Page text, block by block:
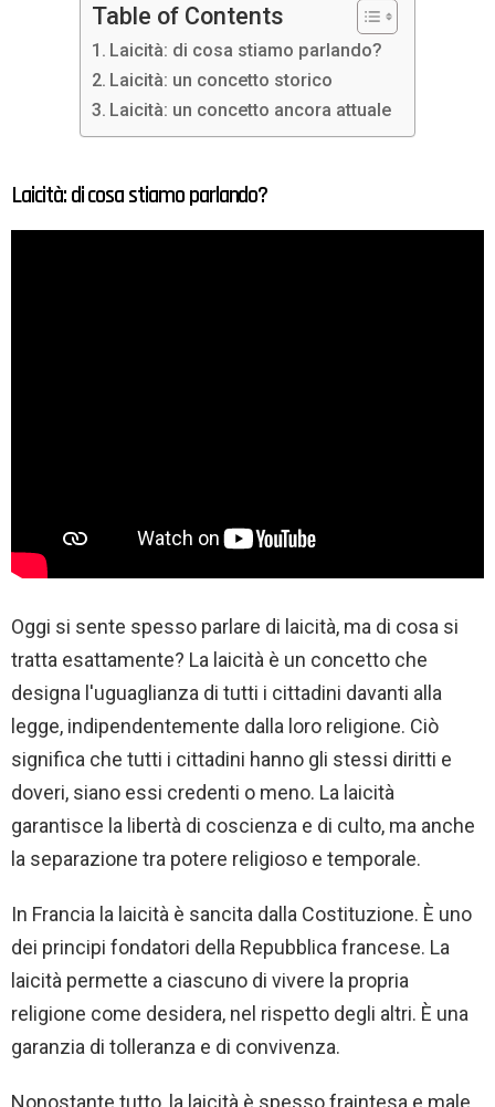
Table of Contents
Laicità: di cosa stiamo parlando?
Laicità: un concetto storico
Laicità: un concetto ancora attuale
Laicità: di cosa stiamo parlando?
Oggi si sente spesso parlare di laicità, ma di cosa si
tratta esattamente? La laicità è un concetto che
designa l'uguaglianza di tutti i cittadini davanti alla
legge, indipendentemente dalla loro religione. Ciò
significa che tutti i cittadini hanno gli stessi diritti e
doveri, siano essi credenti o meno. La laicità
garantisce la libertà di coscienza e di culto, ma anche
la separazione tra potere religioso e temporale.
In Francia la laicità è sancita dalla Costituzione. È uno
dei principi fondatori della Repubblica francese. La
laicità permette a ciascuno di vivere la propria
religione come desidera, nel rispetto degli altri. È una
garanzia di tolleranza e di convivenza.
Nonostante tutto, la laicità è spesso fraintesa e male